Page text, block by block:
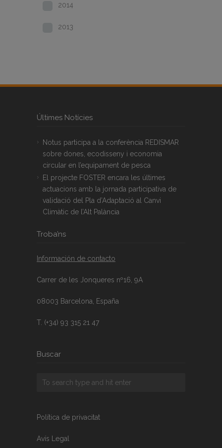
2014
2013
Últimes Notícies
Notus participa a la conferència REDISMAR
sobre dones, ecodisseny i economia
circular en l’equipament de pesca
El projecte FOSTER encara les últimes
actuacions amb la jornada participativa de
validació del Pla d’Adaptació al Canvi
Climàtic de l’Alt Palància
Troba’ns
Información de contacto
Carrer de les Jonqueres nº16, 9A
08003 Barcelona, España
T. (+34) 93 315 21 47
Buscar
Política de privacitat
Avís Legal